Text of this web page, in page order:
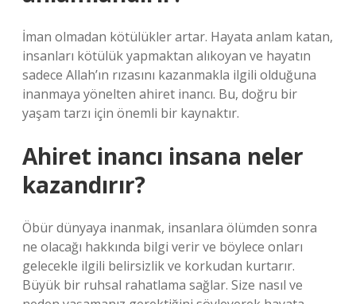
İman olmadan kötülükler artar. Hayata anlam katan,
insanları kötülük yapmaktan alıkoyan ve hayatın
sadece Allah’ın rızasını kazanmakla ilgili olduğuna
inanmaya yönelten ahiret inancı. Bu, doğru bir
yaşam tarzı için önemli bir kaynaktır.
Ahiret inancı insana neler
kazandırır?
Öbür dünyaya inanmak, insanlara ölümden sonra
ne olacağı hakkında bilgi verir ve böylece onları
gelecekle ilgili belirsizlik ve korkudan kurtarır.
Büyük bir ruhsal rahatlama sağlar. Size nasıl ve